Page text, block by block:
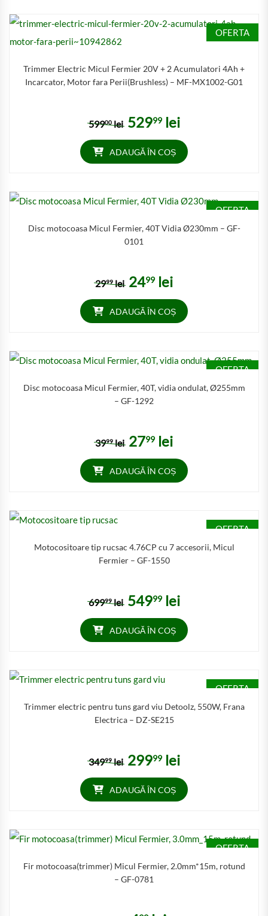
OFERTA
Trimmer Electric Micul Fermier 20V + 2 Acumulatori 4Ah +
Incarcator, Motor fara Perii(Brushless) – MF-MX1002-G01
59900 lei Prețul inițial a fost: 59900 lei.
52999 lei
ADAUGĂ ÎN COȘ
OFERTA
Disc motocoasa Micul Fermier, 40T Vidia Ø230mm – GF-
0101
2999 lei Prețul inițial a fost: 2999 lei.
2499 lei
ADAUGĂ ÎN COȘ
OFERTA
Disc motocoasa Micul Fermier, 40T, vidia ondulat, Ø255mm
– GF-1292
3999 lei Prețul inițial a fost: 3999 lei.
2799 lei
ADAUGĂ ÎN COȘ
OFERTA
Motocositoare tip rucsac 4.76CP cu 7 accesorii, Micul
Fermier – GF-1550
69999 lei Prețul inițial a fost: 69999 lei.
54999 lei
ADAUGĂ ÎN COȘ
OFERTA
Trimmer electric pentru tuns gard viu Detoolz, 550W, Frana
Electrica – DZ-SE215
34999 lei Prețul inițial a fost: 34999 lei.
29999 lei
ADAUGĂ ÎN COȘ
OFERTA
Fir motocoasa(trimmer) Micul Fermier, 2.0mm*15m, rotund
– GF-0781